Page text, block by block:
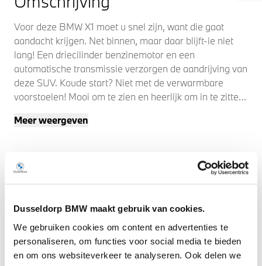
Dusseldorp BMW maakt gebruik van cookies.
We gebruiken cookies om content en advertenties te
personaliseren, om functies voor social media te bieden
en om ons websiteverkeer te analyseren. Ook delen we
Voor deze BMW X1 moet u snel zijn, want die gaat
aandacht krijgen. Net binnen, maar daar blijft-ie niet
lang! Een driecilinder benzinemotor en een
automatische transmissie verzorgen de aandrijving van
deze SUV. Koude start? Niet met de verwarmbare
voorstoelen! Mooi om te zien en heerlijk om in te zitten
ondersteuning geven. Een handige voorziening op deze
lichtmetalen velgen, LED koplampen, BMW M-
stuurbekrachtiging.
Verken de digitale wereld van mobiliteit waar het
digitale dashboard alles biedt wat u nodig heeft om uw
Meer weergeven